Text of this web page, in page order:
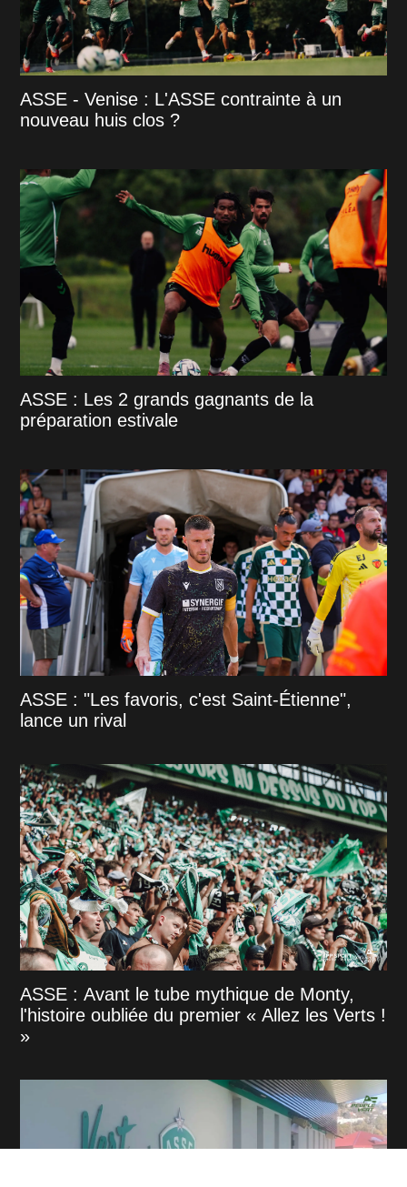
ASSE - Venise : L'ASSE contrainte à un
nouveau huis clos ?
ASSE : Les 2 grands gagnants de la
préparation estivale
ASSE : "Les favoris, c'est Saint-Étienne",
lance un rival
ASSE : Avant le tube mythique de Monty,
l'histoire oubliée du premier « Allez les Verts !
»